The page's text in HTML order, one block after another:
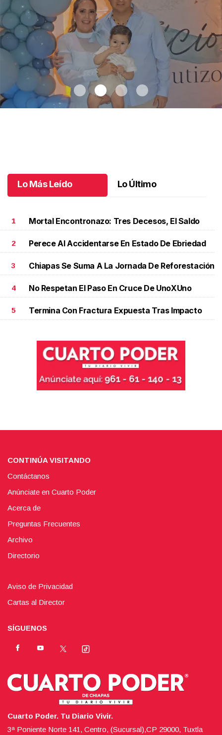
Lo Más Leído Lo Último
1 Mortal Encontronazo: Tres Decesos, El Saldo
2 Perece Al Accidentarse En Estado De Ebriedad
3 Chiapas Se Suma A La Jornada De Reforestación
4 No Respetan El Paso En Cruce De UnoXUno
5 Termina Con Fractura Expuesta Tras Impacto
CONTINÚA VISITANDO
Contáctanos
Anúnciate en Cuarto Poder
Acerca de
Preguntas Frecuentes
Archivo
Directorio
Aviso de Privacidad
Cartas al Director
SÍGUENOS
Cuarto Poder. Tu Diario Vivir.
3ª Poniente Norte 141, Centro, (Sucursal),CP 29000, Tuxtla